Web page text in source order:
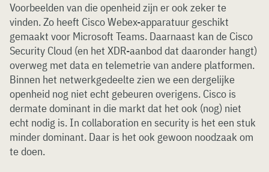
Voorbeelden van die openheid zijn er ook zeker te
vinden. Zo heeft Cisco Webex-apparatuur geschikt
gemaakt voor Microsoft Teams. Daarnaast kan de Cisco
Security Cloud (en het XDR-aanbod dat daaronder hangt)
overweg met data en telemetrie van andere platformen.
Binnen het netwerkgedeelte zien we een dergelijke
openheid nog niet echt gebeuren overigens. Cisco is
dermate dominant in die markt dat het ook (nog) niet
echt nodig is. In collaboration en security is het een stuk
minder dominant. Daar is het ook gewoon noodzaak om
te doen.